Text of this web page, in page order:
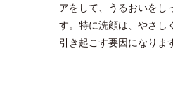
アをして、うるおいをし
す。特に洗顔は、やさし
引き起こす要因になりま